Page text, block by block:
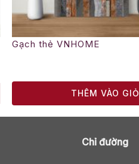
Gạch thẻ VNHOME
THÊM VÀO GIỎ
Chỉ đường